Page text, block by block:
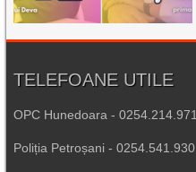
TELEFOANE UTILE
OPC Hunedoara - 0254.214.971
Poliția Petroșani - 0254.541.930